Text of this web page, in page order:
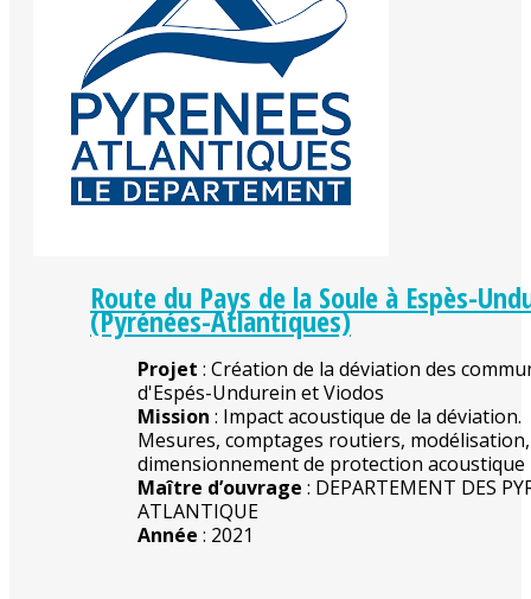
Route du Pays de la Soule à Espès-
(Pyrénées-Atlantiques)
Projet : Création de la déviation des
d'Espés-Undurein et Viodos
Mission : Impact acoustique de la déviation.
Mesures, comptages routiers, modélisation,
dimensionnement de protection acoustique
Maître d’ouvrage : DEPARTEMENT DES
ATLANTIQUE
Année : 2021